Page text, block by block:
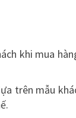
khi mua
trên mẫu